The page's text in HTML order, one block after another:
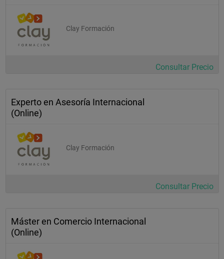
Clay Formación
Consultar Precio
Experto en Asesoría Internacional
(Online)
Clay Formación
Consultar Precio
Máster en Comercio Internacional
(Online)